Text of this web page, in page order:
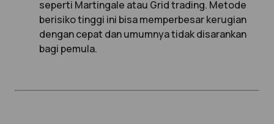
seperti Martingale atau Grid trading. Metode
berisiko tinggi ini bisa memperbesar kerugian
dengan cepat dan umumnya tidak disarankan
bagi pemula.